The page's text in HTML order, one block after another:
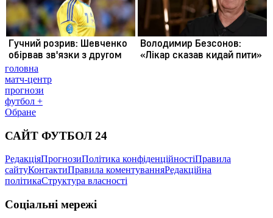
головна
матч-центр
прогнози
футбол +
Обране
САЙТ ФУТБОЛ 24
РедакціяПрогнозиПолітика конфіденційностіПравила
сайтуКонтактиПравила коментуванняРедакційна
політикаСтруктура власності
Соціальні мережі